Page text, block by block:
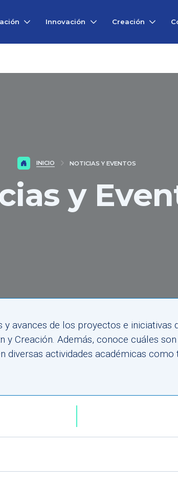
Innovación Creación
INICIO NOTICIAS Y EVENTOS
y
avances de los proyectos e iniciativas
y Creación. Además, conoce cuáles
diversas actividades académicas